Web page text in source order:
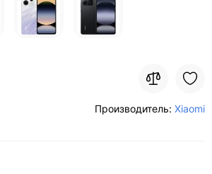
Производитель: Xiaomi